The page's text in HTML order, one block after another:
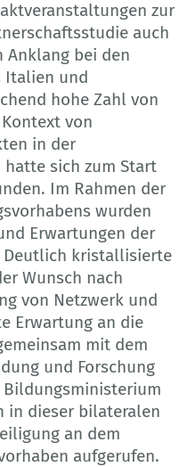
zur
auch
Anklang bei den
Italien und
hohe Zahl von
von
in der
sich zum Start
Im Rahmen der
wurden
Erwartungen der
Deutlich kristallisierte
Wunsch nach
von Netzwerk und
Erwartung an die
mit dem
und Forschung
Bildungsministerium
in dieser bilateralen
an dem
aufgerufen.